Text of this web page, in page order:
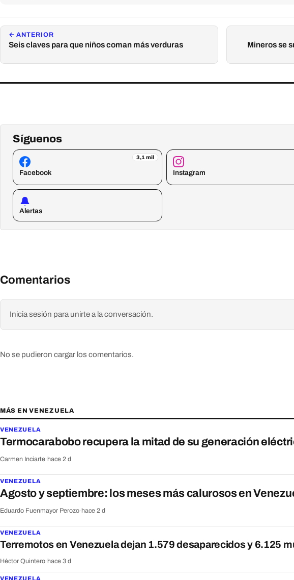
← ANTERIOR
Seis claves para que niños coman más verduras
Mineros se
Síguenos
3,1 mil
Facebook Instagram
Alertas
Comentarios
Inicia sesión para unirte a la conversación.
No se pudieron cargar los comentarios.
MÁS EN VENEZUELA
VENEZUELA
Termocarabobo recupera la mitad de su generación
Carmen Inciarte hace 2 d
VENEZUELA
Agosto y septiembre: los meses más calurosos en
Eduardo Fuenmayor Perozo hace 2 d
VENEZUELA
Terremotos en Venezuela dejan 1.579 desaparecidos y 6.125
Héctor Quintero hace 3 d
VENEZUELA